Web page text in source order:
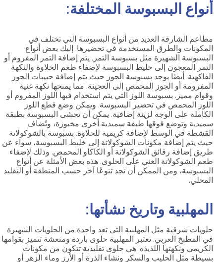
أنواع البسبوسة المختلفة:
مطاعم الشارقة العديد من أنواع البسبوسة التي تختلف في
المكونات والطرق المستخدمة في تحضيرها. إليك بعض أنواع
البسبوسة الشهيرة مثل بسبوسة التمر. يتم إضافة التمر المفروم أو
التمر المعجون إلى خليط البسبوسة لإضفاء طعم الحلاوة والنكهة
الفاكهية. أيضًا يوجد بسبوسة الجوز حيث يتم إضافة حبيبات الجوز
المفرومة أو الجوز المحمص إلى العجينة. مما يمنحها نكهة غنية
وقوام مميز. بسبوسة اللوز التي يتم استخدام فيها اللوز المفروم أو
اللوز المحمص في تحضير البسبوسة. ويمكن وضع قطع اللوز
الكاملة على الوجه لزينة إضافية. يمكن أن تحشى البسبوسة بطبقة
سميدية وتوضع فوقها طبقة سميدية أخرى مخبوزة، وتُضاف
القشطة في الوسط لإضافة كريمية للحلاوة. بسبوسة بالشوكولاتة
حيث يتم إضافة مكونات الشوكولاتة إلى خليط البسبوسة، سواء عن
طريق إضافة رقائق الشوكولاتة أو الكاكاو المحمص. وذلك لإضفاء
طعم الشوكولاتة الغني على الحلوى. هذه بعض الأمثلة عن أنواع
البسبوسة، ومن الممكن أن تجد تنوعًا آخر حسب المنطقة أو التقليد
المحلي.
المهلبية وتاريخ نشأتها:
حلويات شرقية مثل المهلبية التي تعد واحدة من الحلويات الشهيرة
في المطبخ العربي. تعتبر المهلبية حلوى باردة ومنعشة تتميز بقوامها
الكريمي ونكهتها اللذيذة. هي حلوى تقليدية تتكون من مكونات
بسيطة مثل الحليب والسكر ونشاء الذرة أو الأرز وماء الزهر أو